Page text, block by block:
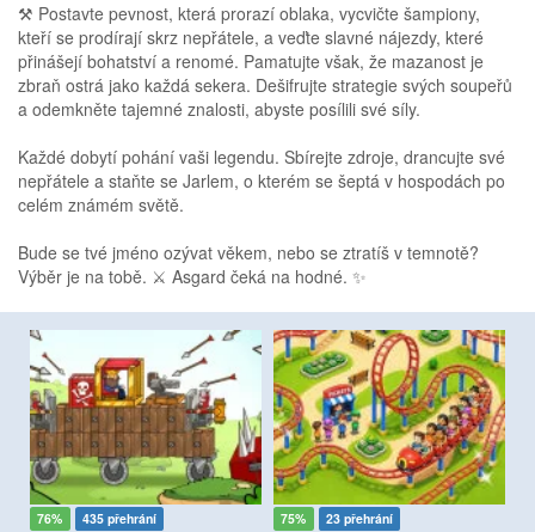
⚒️ Postavte pevnost, která prorazí oblaka, vycvičte šampiony,
kteří se prodírají skrz nepřátele, a veďte slavné nájezdy, které
přinášejí bohatství a renomé. Pamatujte však, že mazanost je
zbraň ostrá jako každá sekera. Dešifrujte strategie svých soupeřů
a odemkněte tajemné znalosti, abyste posílili své síly.
Každé dobytí pohání vaši legendu. Sbírejte zdroje, drancujte své
nepřátele a staňte se Jarlem, o kterém se šeptá v hospodách po
celém známém světě.
Bude se tvé jméno ozývat věkem, nebo se ztratíš v temnotě?
Výběr je na tobě. ⚔️ Asgard čeká na hodné. ✨
76% 435 přehrání 75% 23 přehrání